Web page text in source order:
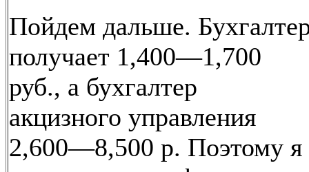
Пойдем дальше.
получает 1,400—1,700
руб., а бухгалтер
акцизного управления
2,600—8,500 р. Поэтому я